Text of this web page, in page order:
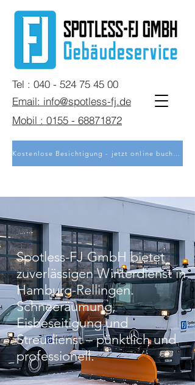
Mobil : 0155 - 68871872
Tel : 040 - 524 75 45 00
Email: info@spotless-fj.de
Kostenlose Besichtigung - jetzt online buchen
Spotless-FJ GmbH bietet
zuverlässigen Winterdienst in
Hamburg-Rellingen.
Schneeräumung,
Eisbeseitigung und
Streudienst – pünktlich und
professionell.